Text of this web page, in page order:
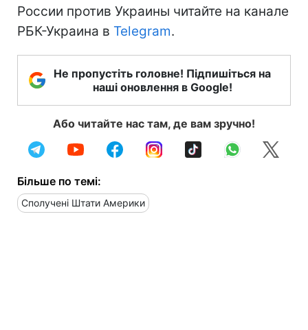
России против Украины читайте на канале
РБК-Украина в Telegram.
Не пропустіть головне! Підпишіться на
наші оновлення в Google!
Або читайте нас там, де вам зручно!
Більше по темі:
Сполучені Штати Америки